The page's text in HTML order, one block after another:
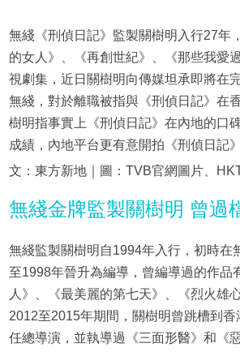
無綫《刑偵日記》監製關樹明入行27年
的女人》、《再創世紀》、《那些我愛
視劇集，近日關樹明向傳媒坦承即將在
無綫，對於離職被指與《刑偵日記》在
樹明指事實上《刑偵日記》在內地的口
成績，內地平台更有意開拍《刑偵日記
文：東方新地｜圖：TVB官網圖片、
無綫金牌監製關樹明 曾過
無綫監製關樹明自1994年入行，初時在
至1998年晉升為編導，曾編導過的作品
人》、《最美麗的第七天》、《烈火雄
2012至2015年期間，關樹明曾跳槽到
任總導演，並執導過《三面形醫》和《